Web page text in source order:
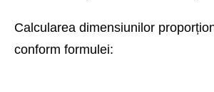
Calcularea dimensiunilor
conform formulei: